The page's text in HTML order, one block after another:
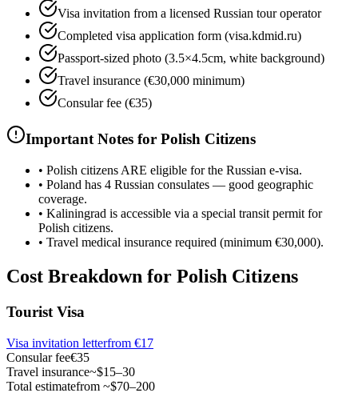
Visa invitation from a licensed Russian tour operator
Completed visa application form (visa.kdmid.ru)
Passport-sized photo (3.5×4.5cm, white background)
Travel insurance (€30,000 minimum)
Consular fee (€35)
Important Notes for Polish Citizens
• Polish citizens ARE eligible for the Russian e-visa.
• Poland has 4 Russian consulates — good geographic
coverage.
• Kaliningrad is accessible via a special transit permit for
Polish citizens.
• Travel medical insurance required (minimum €30,000).
Cost Breakdown for Polish Citizens
Tourist Visa
Visa invitation letterfrom €17
Consular fee€35
Travel insurance~$15–30
Total estimatefrom ~$70–200